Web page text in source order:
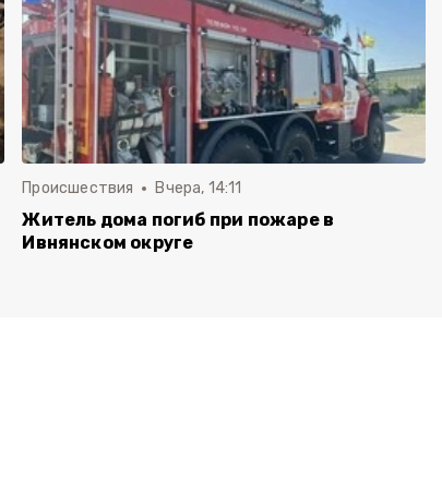
Происшествия Вчера, 14:11
Житель дома погиб при пожаре в
Ивнянском округе